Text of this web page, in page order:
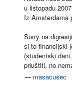
u listopadu
Iz Amsterdama
Sorry na
si to financijski
(studentski
priuštiti, no
— masacusec